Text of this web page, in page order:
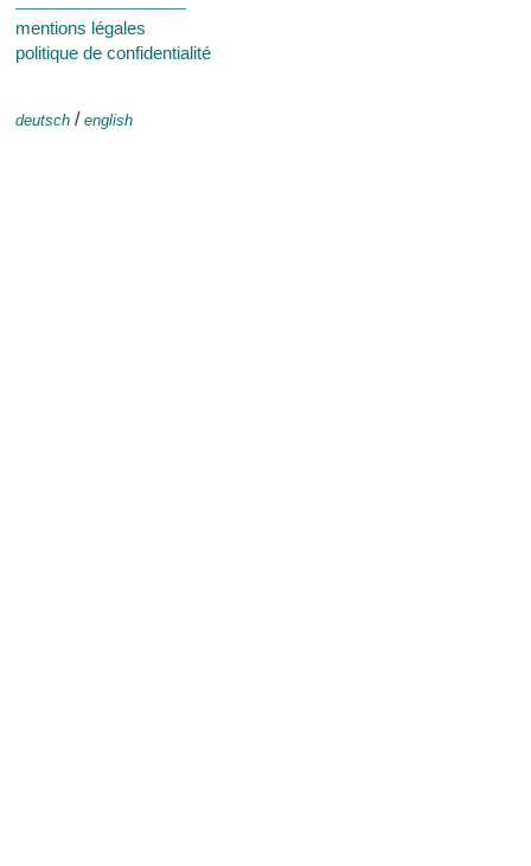
mentions légales
politique de confidentialité
deutsch/ english